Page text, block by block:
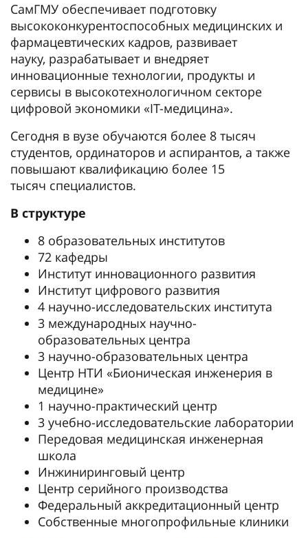
СамГМУ обеспечивает подготовку
высококонкурентоспособных медицинских и
фармацевтических кадров, развивает
науку, разрабатывает и внедряет
инновационные технологии, продукты и
сервисы в высокотехнологичном секторе
цифровой экономики «IT-медицина».
Сегодня в вузе обучаются более 8 тысяч
студентов, ординаторов и аспирантов, а также
повышают квалификацию более 15
тысяч специалистов.
В структуре
8 образовательных институтов
72 кафедры
Институт инновационного развития
Институт цифрового развития
4 научно-исследовательских института
3 международных научно-
образовательных центра
3 научно-образовательных центра
Центр НТИ «Бионическая инженерия в
медицине»
1 научно-практический центр
3 учебно-исследовательские лаборатории
Передовая медицинская инженерная
школа
Инжиниринговый центр
Центр серийного производства
Федеральный аккредитационный центр
Собственные многопрофильные клиники